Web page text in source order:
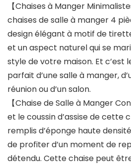
【Chaises à Manger
chaises de salle à manger 4
design élégant à motif de
et un aspect naturel qui se
style de votre maison. Et c’est
parfait d’une salle à manger,
réunion ou d’un salon.
【Chaise de Salle à Manger
et le coussin d’assise de cette
remplis d’éponge haute
de profiter d’un moment de
détendu. Cette chaise peut